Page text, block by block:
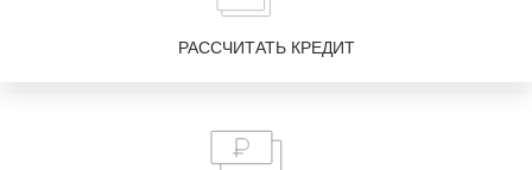
РАССЧИТАТЬ КРЕДИТ